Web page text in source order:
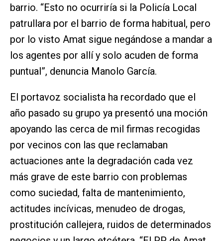
barrio. “Esto no ocurriría si la Policía Local
patrullara por el barrio de forma habitual, pero
por lo visto Amat sigue negándose a mandar a
los agentes por allí y solo acuden de forma
puntual”, denuncia Manolo García.
El portavoz socialista ha recordado que el
año pasado su grupo ya presentó una moción
apoyando las cerca de mil firmas recogidas
por vecinos con las que reclamaban
actuaciones ante la degradación cada vez
más grave de este barrio con problemas
como suciedad, falta de mantenimiento,
actitudes incívicas, menudeo de drogas,
prostitución callejera, ruidos de determinados